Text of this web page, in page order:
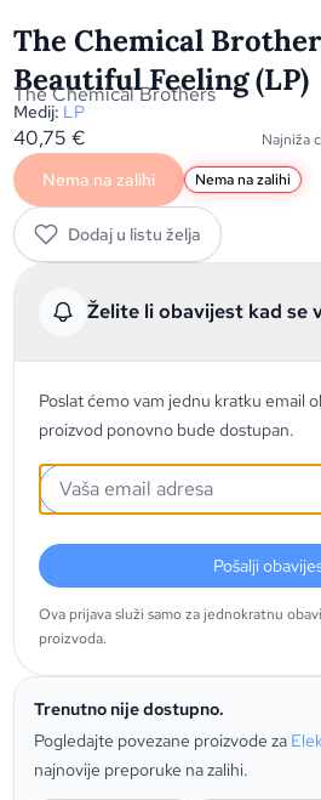
The Chemical
Beautiful Feeling (LP)
The Chemical Brothers
Medij: LP
40,75€ Najniža
Nema na zalihi Nema na zalihi
Dodaj u listu želja
Želite li obavijest kad se
Poslat ćemo vam jednu kratku email
proizvod ponovno bude dostupan.
Pošalji
Ova prijava služi samo za jednokratnu
proizvoda.
Trenutno nije dostupno.
Pogledajte povezane proizvode za
najnovije preporuke na zalihi.